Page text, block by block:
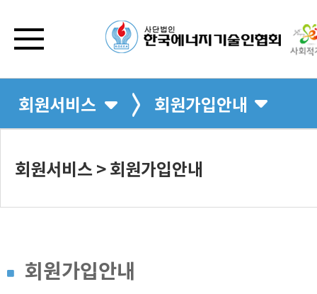
회원서비스 회원가입안내
회원서비스 > 회원가입안내
회원가입안내